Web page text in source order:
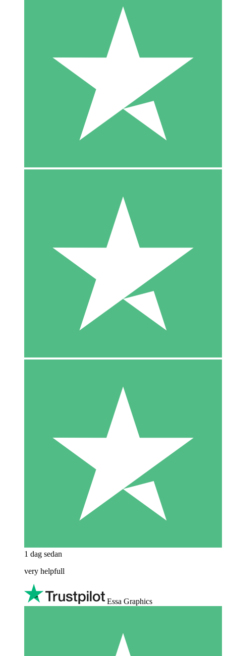
1 dag sedan
very helpfull
Essa Graphics